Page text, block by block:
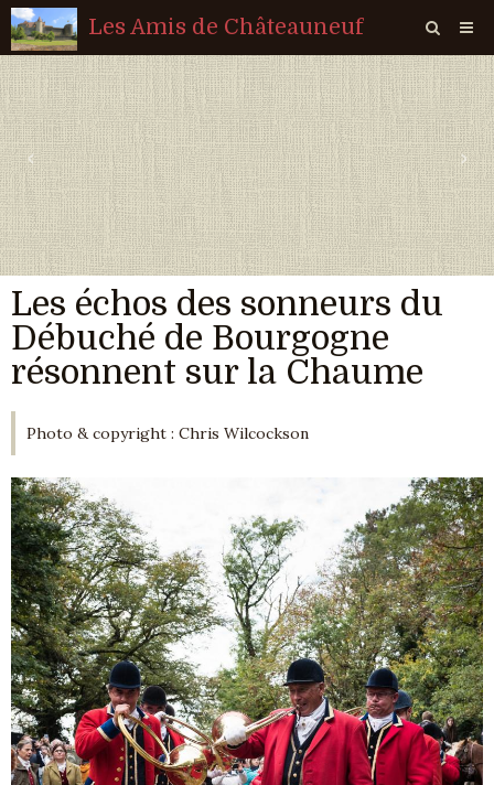
Les Amis de Châteauneuf
Page d'accueil
Livre d'or
Agenda
Quiz
Vidéos
Album
Contact
Sondages
‹ ›
Les échos des sonneurs du
Débuché de Bourgogne
résonnent sur la Chaume
Photo & copyright : Chris Wilcockson